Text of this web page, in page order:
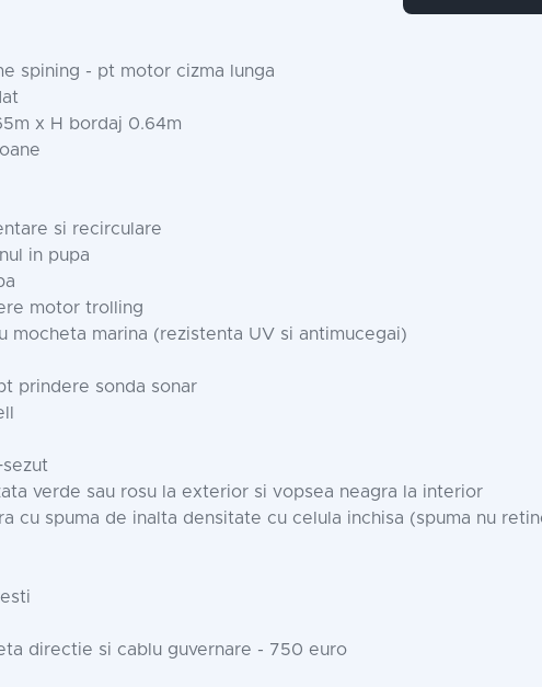
spining - pt motor cizma lunga
x H bordaj 0.64m
si recirculare
in pupa
motor trolling
marina (rezistenta UV si antimucegai)
prindere sonda sonar
verde sau rosu la exterior si vopsea neagra la interior
cu spuma de inalta densitate cu celula inchisa (spuma nu
directie si cablu guvernare - 750 euro